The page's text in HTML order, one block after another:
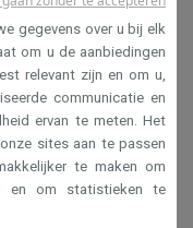
gegevens over u bij elk
om u de aanbiedingen
relevant zijn en om u,
communicatie en
ervan te meten. Het
sites aan te passen
te maken om
en om statistieken te